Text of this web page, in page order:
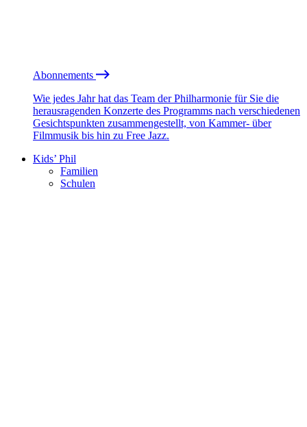
Abonnements
Wie jedes Jahr hat das Team der Philharmonie für Sie die
herausragenden Konzerte des Programms nach verschiedenen
Gesichtspunkten zusammengestellt, von Kammer- über
Filmmusik bis hin zu Free Jazz.
Kids’ Phil
Familien
Schulen